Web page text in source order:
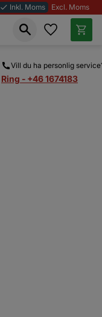
done Inkl. Moms Excl. Moms
Vill du ha personlig
Ring - +46 1674183
Favoriter